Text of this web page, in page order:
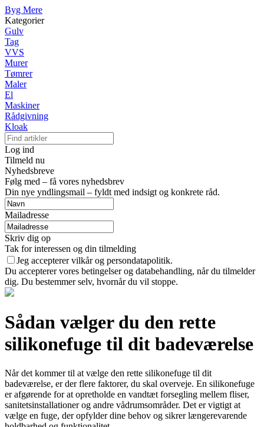
Byg Mere
Kategorier
Gulv
Tag
VVS
Murer
Tømrer
Maler
El
Maskiner
Rådgivning
Kloak
Log ind
Tilmeld nu
Nyhedsbreve
Følg med – få vores nyhedsbrev
Din nye yndlingsmail – fyldt med indsigt og konkrete råd.
Mailadresse
Skriv dig op
Tak for interessen og din tilmelding
Jeg accepterer vilkår og persondatapolitik.
Du accepterer vores betingelser og databehandling, når du tilmelder
dig. Du bestemmer selv, hvornår du vil stoppe.
Sådan vælger du den rette
silikonefuge til dit badeværelse
Når det kommer til at vælge den rette silikonefuge til dit
badeværelse, er der flere faktorer, du skal overveje. En silikonefuge
er afgørende for at opretholde en vandtæt forsegling mellem fliser,
sanitetsinstallationer og andre vådrumsområder. Det er vigtigt at
vælge en fuge, der opfylder dine behov og sikrer længerevarende